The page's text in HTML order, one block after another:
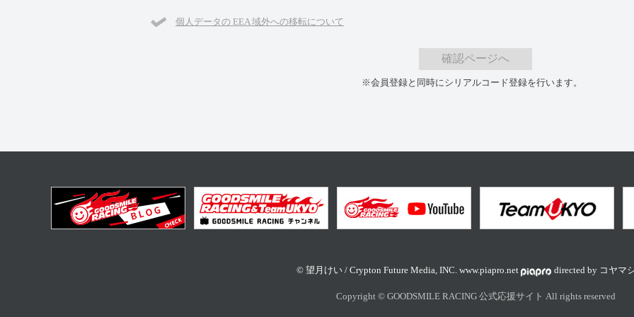
個人データの EEA 域外への移転について
確認ページへ
※会員登録と同時にシリアルコード登録を行います。
© 望月けい / Crypton Future Media, INC. www.piapro.net directed by コヤマ
Copyright © GOODSMILE RACING 公式応援サイト All rights reserved